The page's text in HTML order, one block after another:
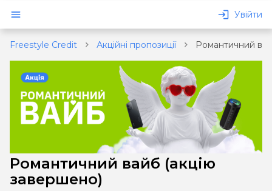
Увійти
Freestyle Credit Акційні пропозиції Романтичний
Романтичний вайб (акцію
завершено)